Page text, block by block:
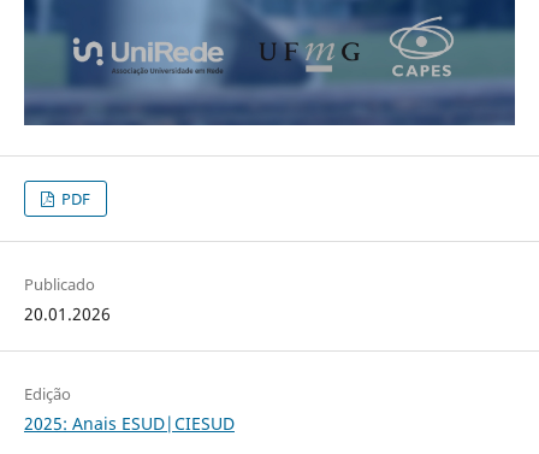
PDF
Publicado
20.01.2026
Edição
2025: Anais ESUD|CIESUD